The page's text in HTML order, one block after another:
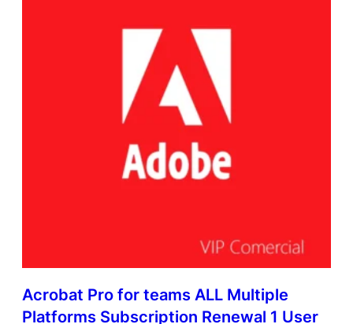
Acrobat Pro for teams ALL Multiple
Platforms Subscription Renewal 1 User